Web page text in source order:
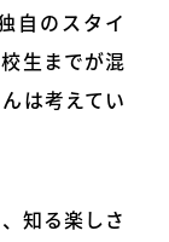
自のスタイ
生までが混
は考えてい
知る楽しさ